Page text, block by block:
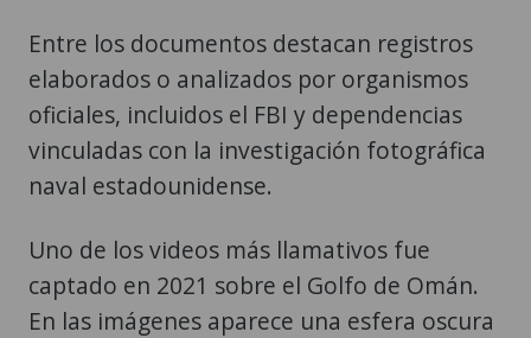
Entre los documentos destacan registros
elaborados o analizados por organismos
oficiales, incluidos el FBI y dependencias
vinculadas con la investigación fotográfica
naval estadounidense.
Uno de los videos más llamativos fue
captado en 2021 sobre el Golfo de Omán.
En las imágenes aparece una esfera oscura